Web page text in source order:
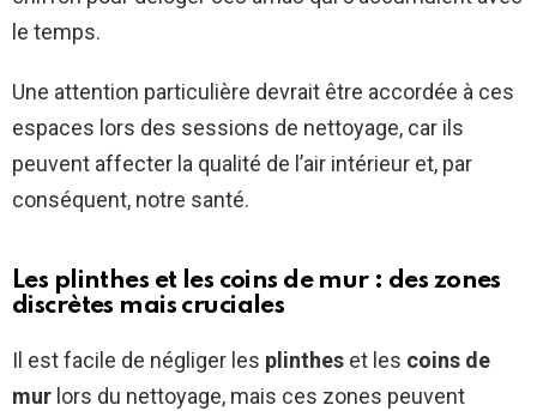
le temps.
Une attention particulière devrait être accordée à ces
espaces lors des sessions de nettoyage, car ils
peuvent affecter la qualité de l’air intérieur et, par
conséquent, notre santé.
Les plinthes et les coins de mur : des zones
discrètes mais cruciales
Il est facile de négliger les plinthes et les coins de
mur lors du nettoyage, mais ces zones peuvent